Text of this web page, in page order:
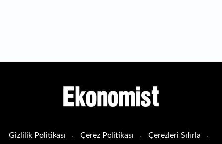
Gizlilik Politikası Çerez Politikası Çerezleri Sıfırla